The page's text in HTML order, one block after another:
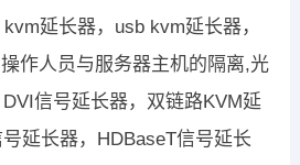
延长器，usb kvm延长器，
作人员与服务器主机的隔离,光
信号延长器，双链路KVM延
延长器，HDBaseT信号延长